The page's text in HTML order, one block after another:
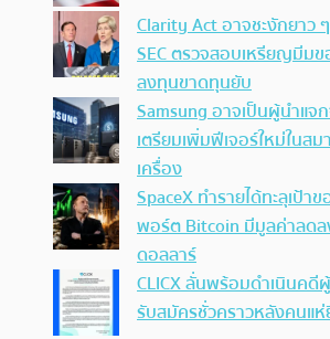
Clarity Act อาจชะงักยาว
SEC ตรวจสอบเหรียญมีม
ลงทุนขาดทุนยับ
Samsung อาจเป็นผู้นำแจ
เตรียมเพิ่มฟีเจอร์ใหม่ในส
เครื่อง
SpaceX ทำรายได้ทะลุเป้า
พอร์ต Bitcoin มีมูลค่าลด
ดอลลาร์
CLICX ลั่นพร้อมดำเนินค
รับสมัครชั่วคราวหลังคนแ